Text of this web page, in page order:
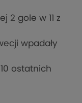
2 gole w 11 z
wpadały
ostatnich